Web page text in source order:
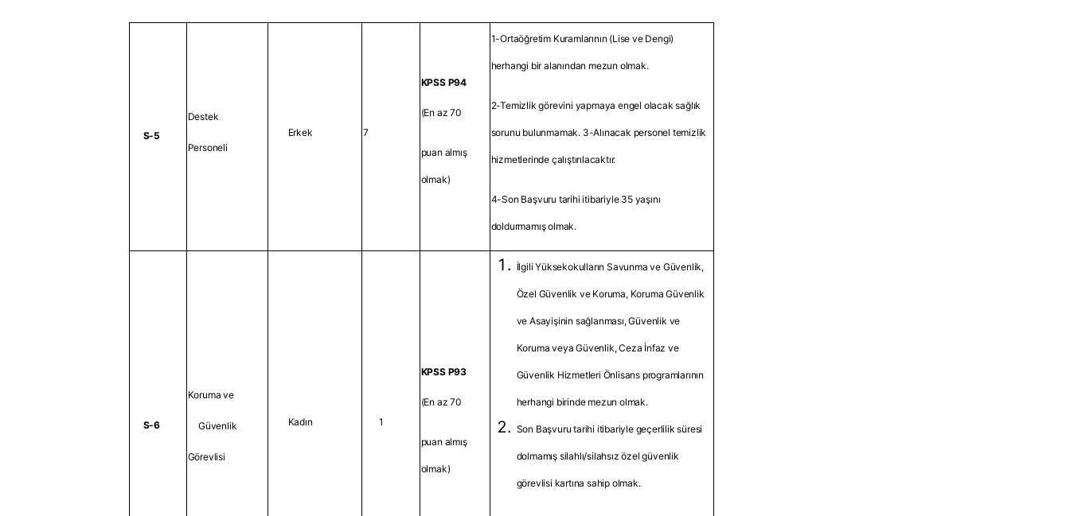
S-5
Destek
Personeli
Erkek 7
KPSS P94
(En az 70
puan almış
olmak)
1-Ortaöğretim Kuramlarının (Lise ve Dengi)
herhangi bir alanından mezun olmak.
2-Temizlik görevini yapmaya engel olacak sağlık
sorunu bulunmamak. 3-Alınacak personel temizlik
hizmetlerinde çalıştırılacaktır.
4-Son Başvuru tarihi itibariyle 35 yaşını
doldurmamış olmak.
S-6
Koruma ve
Güvenlik
Görevlisi
Kadın 1
KPSS P93
(En az 70
puan almış
olmak)
İlgili Yüksekokulların Savunma ve Güvenlik,
Özel Güvenlik ve Koruma, Koruma Güvenlik
ve Asayişinin sağlanması, Güvenlik ve
Koruma veya Güvenlik, Ceza İnfaz ve
Güvenlik Hizmetleri Önlisans programlarının
herhangi birinde mezun olmak.
Son Başvuru tarihi itibariyle geçerlilik süresi
dolmamış silahlı/silahsız özel güvenlik
görevlisi kartına sahip olmak.